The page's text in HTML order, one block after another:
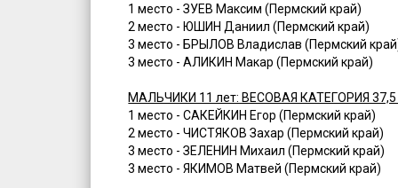
1 место - ЗУЕВ Максим (Пермский край)
2 место - ЮШИН Даниил (Пермский край)
3 место - БРЫЛОВ Владислав (Пермский
3 место - АЛИКИН Макар (Пермский край)
МАЛЬЧИКИ 11 лет: ВЕСОВАЯ КАТЕГОРИЯ 37,5
1 место - САКЕЙКИН Егор (Пермский край)
2 место - ЧИСТЯКОВ Захар (Пермский край)
3 место - ЗЕЛЕНИН Михаил (Пермский край)
3 место - ЯКИМОВ Матвей (Пермский край)